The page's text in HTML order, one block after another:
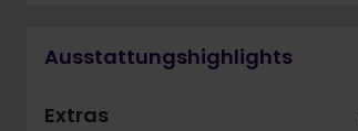
Ausstattungshighlights
Extras